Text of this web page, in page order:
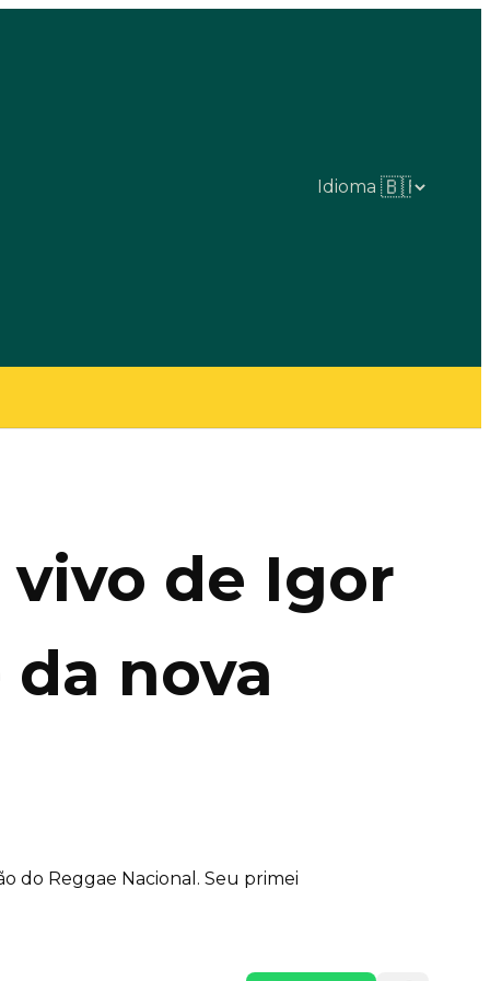
Idioma
vivo de Igor
nova
do Reggae Nacional. Seu primei